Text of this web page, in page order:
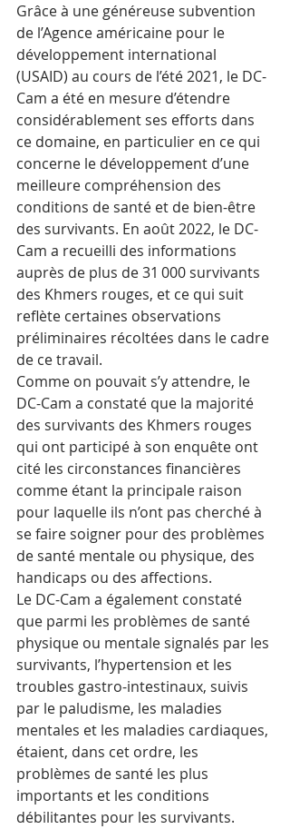
Grâce à une généreuse subvention
de l’Agence américaine pour le
développement international
(USAID) au cours de l’été 2021, le DC-
Cam a été en mesure d’étendre
considérablement ses efforts dans
ce domaine, en particulier en ce qui
concerne le développement d’une
meilleure compréhension des
conditions de santé et de bien-être
des survivants. En août 2022, le DC-
Cam a recueilli des informations
auprès de plus de 31 000 survivants
des Khmers rouges, et ce qui suit
reflète certaines observations
préliminaires récoltées dans le cadre
de ce travail.
Comme on pouvait s’y attendre, le
DC-Cam a constaté que la majorité
des survivants des Khmers rouges
qui ont participé à son enquête ont
cité les circonstances financières
comme étant la principale raison
pour laquelle ils n’ont pas cherché à
se faire soigner pour des problèmes
de santé mentale ou physique, des
handicaps ou des affections.
Le DC-Cam a également constaté
que parmi les problèmes de santé
physique ou mentale signalés par les
survivants, l’hypertension et les
troubles gastro-intestinaux, suivis
par le paludisme, les maladies
mentales et les maladies cardiaques,
étaient, dans cet ordre, les
problèmes de santé les plus
importants et les conditions
débilitantes pour les survivants.